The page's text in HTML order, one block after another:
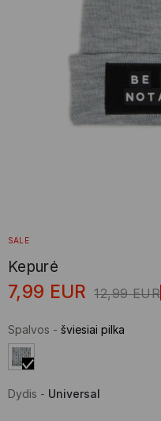
SALE
Kepurė
7,99 EUR 12,99 EUR
Spalvos - šviesiai pilka
Dydis - Universal